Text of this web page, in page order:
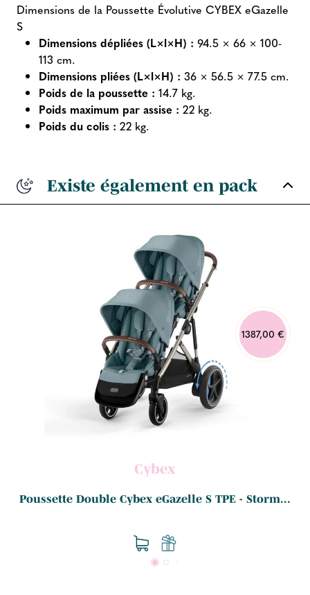
Dimensions de la Poussette Évolutive CYBEX eGazelle
S
Dimensions dépliées (L×l×H) : 94.5 × 66 × 100-
113 cm.
Dimensions pliées (L×l×H) : 36 × 56.5 × 77.5 cm.
Poids de la poussette : 14.7 kg.
Poids maximum par assise : 22 kg.
Poids du colis : 22 kg.
Existe également en pack
1387,00 €
Cybex
Poussette Double Cybex eGazelle S TPE - Storm...